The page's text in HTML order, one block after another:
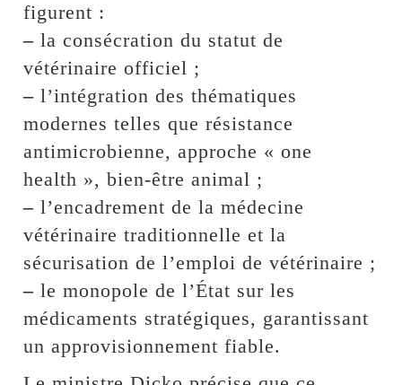
figurent :
– la consécration du statut de
vétérinaire officiel ;
– l’intégration des thématiques
modernes telles que résistance
antimicrobienne, approche « one
health », bien-être animal ;
– l’encadrement de la médecine
vétérinaire traditionnelle et la
sécurisation de l’emploi de vétérinaire ;
– le monopole de l’État sur les
médicaments stratégiques, garantissant
un approvisionnement fiable.